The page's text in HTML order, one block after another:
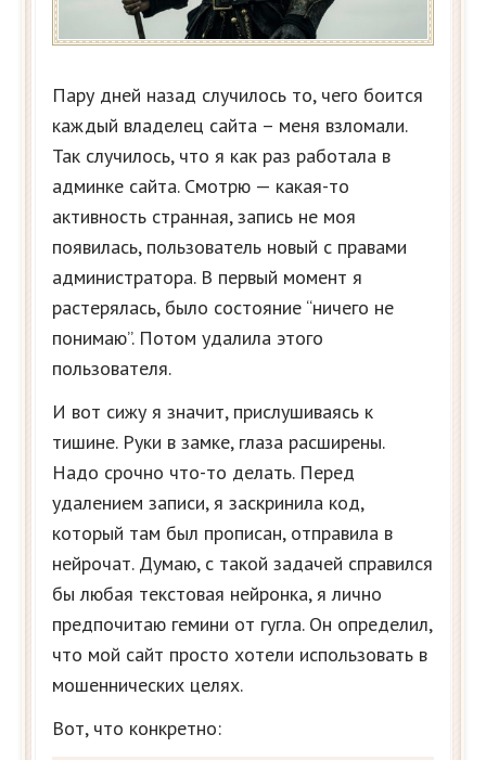
Пару дней назад случилось то, чего боится
каждый владелец сайта – меня взломали.
Так случилось, что я как раз работала в
админке сайта. Смотрю — какая-то
активность странная, запись не моя
появилась, пользователь новый с правами
администратора. В первый момент я
растерялась, было состояние “ничего не
понимаю”. Потом удалила этого
пользователя.
И вот сижу я значит, прислушиваясь к
тишине. Руки в замке, глаза расширены.
Надо срочно что-то делать. Перед
удалением записи, я заскринила код,
который там был прописан, отправила в
нейрочат. Думаю, с такой задачей справился
бы любая текстовая нейронка, я лично
предпочитаю гемини от гугла. Он определил,
что мой сайт просто хотели использовать в
мошеннических целях.
Вот, что конкретно: